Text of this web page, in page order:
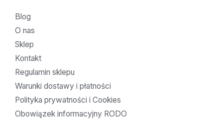
Blog
O nas
Sklep
Kontakt
Regulamin sklepu
Warunki dostawy i płatności
Polityka prywatności i Cookies
Obowiązek informacyjny RODO